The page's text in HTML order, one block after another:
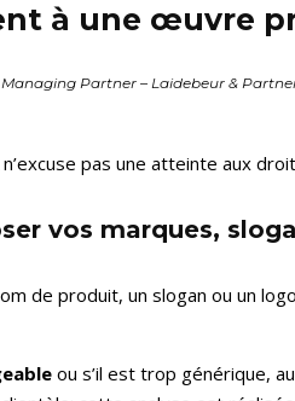
à une œuvre
Partner – Laidebeur &
pas une atteinte aux
vos marques,
de produit, un slogan ou un
ou s’il est trop générique,